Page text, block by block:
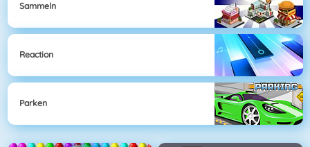
Sammeln
Reaction
Parken